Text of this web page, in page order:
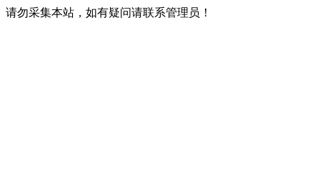
请勿采集本站，如有疑问请联系管理员！